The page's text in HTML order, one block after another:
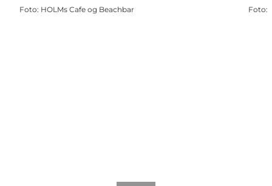
Foto: HOLMs Cafe og Beachbar Foto: